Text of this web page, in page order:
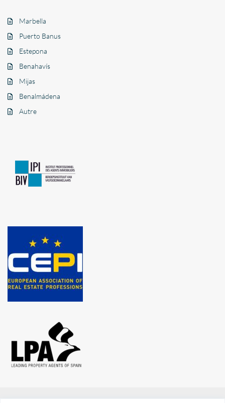
Marbella
Puerto Banus
Estepona
Benahavís
Mijas
Benalmádena
Autre